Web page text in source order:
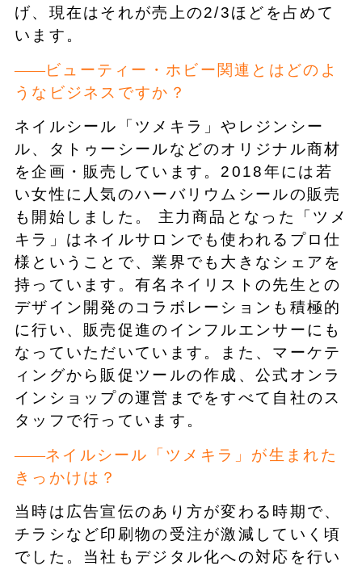
げ、現在はそれが売上の2/3ほどを占めて
います。
ビューティー・ホビー関連とはどのよ
うなビジネスですか？
ネイルシール「ツメキラ」やレジンシー
ル、タトゥーシールなどのオリジナル商材
を企画・販売しています。2018年には若
い女性に人気のハーバリウムシールの販売
も開始しました。 主力商品となった「ツメ
キラ」はネイルサロンでも使われるプロ仕
様ということで、業界でも大きなシェアを
持っています。有名ネイリストの先生との
デザイン開発のコラボレーションも積極的
に行い、販売促進のインフルエンサーにも
なっていただいています。また、マーケテ
ィングから販促ツールの作成、公式オンラ
インショップの運営までをすべて自社のス
タッフで行っています。
ネイルシール「ツメキラ」が生まれた
きっかけは？
当時は広告宣伝のあり方が変わる時期で、
チラシなど印刷物の受注が激減していく頃
でした。当社もデジタル化への対応を行い